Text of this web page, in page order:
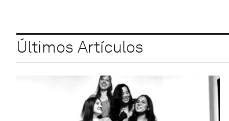
Últimos Artículos